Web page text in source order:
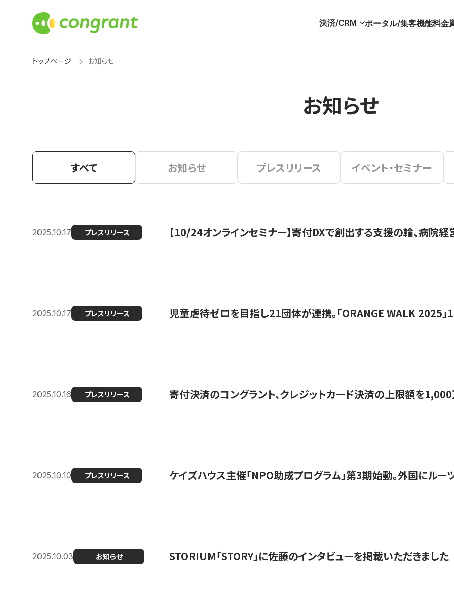
決済/CRM ポータル/集客機能料金
トップページ お知らせ
お知らせ
すべて お知らせ プレスリリース イベント・セミナー
2025.10.17 プレスリリース 【10/24オンラインセミナー】寄付DXで創出する支援の輪、病院
2025.10.17 プレスリリース 児童虐待ゼロを目指し21団体が連携。「ORANGE WALK 2025」
2025.10.16 プレスリリース 寄付決済のコングラント、クレジットカード決済の上限額を
2025.10.10 プレスリリース ケイズハウス主催「NPO助成プログラム」第3期始動。外国にル
2025.10.03 お知らせ STORIUM「STORY」に佐藤のインタビューを掲載いただきました